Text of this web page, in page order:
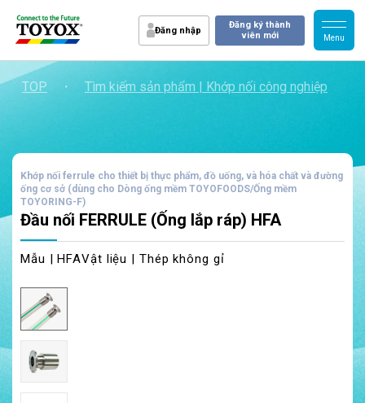
Đăng nhập
Đăng ký thành
viên mới
TOP ・ Tìm kiếm sản phẩm | Khớp nối công nghiệp
Khớp nối ferrule cho thiết bị thực phẩm, đồ uống, và hóa chất và đường
ống cơ sở (dùng cho Dòng ống mềm TOYOFOODS/Ống mềm
TOYORING-F)
Đầu nối FERRULE (Ống lắp ráp) HFA
Mẫu | HFAVật liệu | Thép không gỉ